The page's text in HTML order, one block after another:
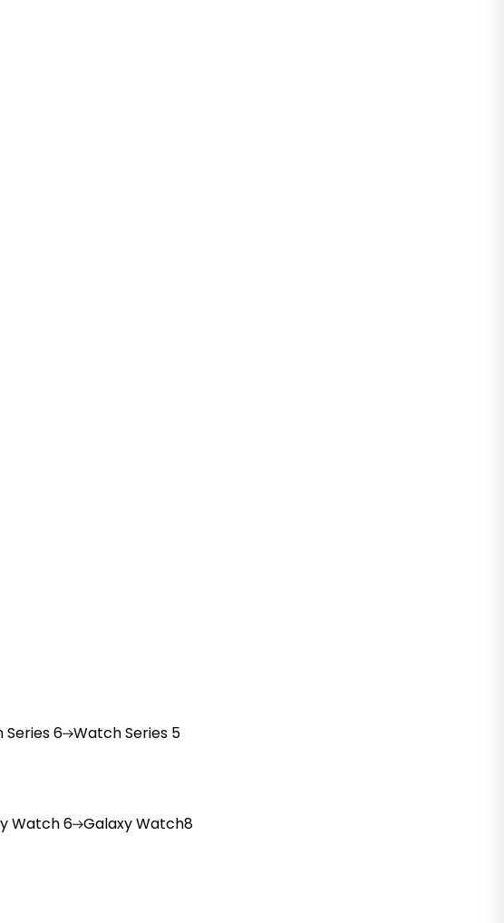
Series 6 WatchSeries 5
Watch 6 GalaxyWatch8